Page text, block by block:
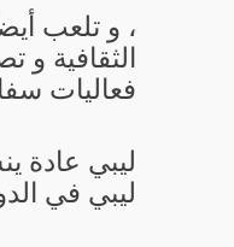
، و تلعب
الثقافية و
فعاليات
ليبي عادة
ليبي في